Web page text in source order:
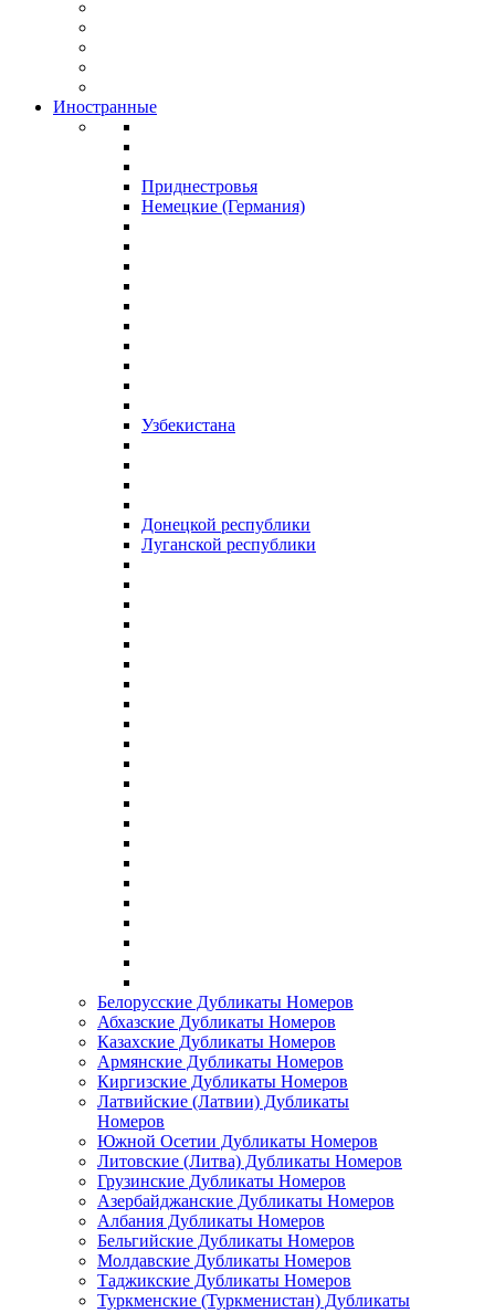
Иностранные
Приднестровья
Немецкие (Германия)
Узбекистана
Донецкой республики
Луганской республики
Белорусские Дубликаты Номеров
Абхазские Дубликаты Номеров
Казахские Дубликаты Номеров
Армянские Дубликаты Номеров
Киргизские Дубликаты Номеров
Латвийские (Латвии) Дубликаты
Номеров
Южной Осетии Дубликаты Номеров
Литовские (Литва) Дубликаты Номеров
Грузинские Дубликаты Номеров
Азербайджанские Дубликаты Номеров
Албания Дубликаты Номеров
Бельгийские Дубликаты Номеров
Молдавские Дубликаты Номеров
Таджикские Дубликаты Номеров
Туркменские (Туркменистан) Дубликаты